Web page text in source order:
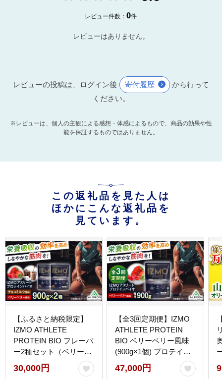
レビュー件数：0件
レビューはありません。
レビューの投稿は、ログイン後 寄付履歴
から行って
ください。
※レビューは、個人の主観による感想・体感によるもので、商品の効果や性
能を保証するものではありません。
この返礼品を見た人は
ほかにこんな返礼品を
見ています。
【ふるさと納税限定】
IZMO ATHLETE
PROTEIN BIO フレーバ
ー2種セット（ベリーベ
リー風味・チョコミル
ク風味）各900g 2万円
30,000円
【全3回定期便】IZMO
ATHLETE PROTEIN
BIO ベリーベリー風味
(900g×1個) プロテイン
フルーツ味 島根県雲南
市/株式会社アルプロン
47,000円